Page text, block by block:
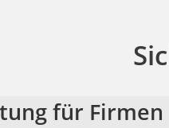
für Firmen